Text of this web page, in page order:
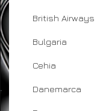
British Airways
Bulgaria
Cehia
Danemarca